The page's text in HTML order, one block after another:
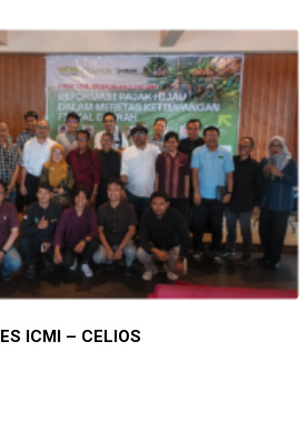
ICMI – CELIOS